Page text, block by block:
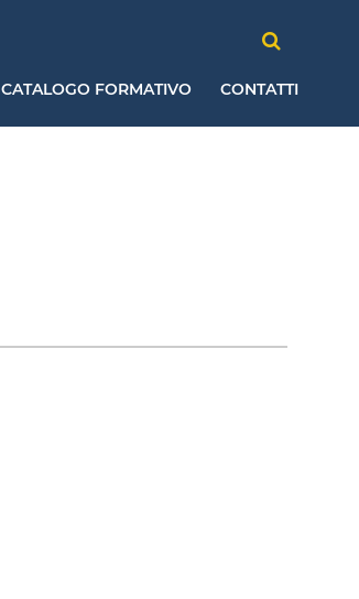
CATALOGO FORMATIVO CONTATTI